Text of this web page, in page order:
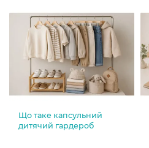
Що таке капсульний
дитячий гардероб